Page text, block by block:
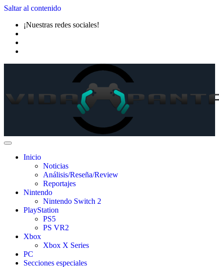
Saltar al contenido
¡Nuestras redes sociales!
Inicio
Noticias
Análisis/Reseña/Review
Reportajes
Nintendo
Nintendo Switch 2
PlayStation
PS5
PS VR2
Xbox
Xbox X Series
PC
Secciones especiales